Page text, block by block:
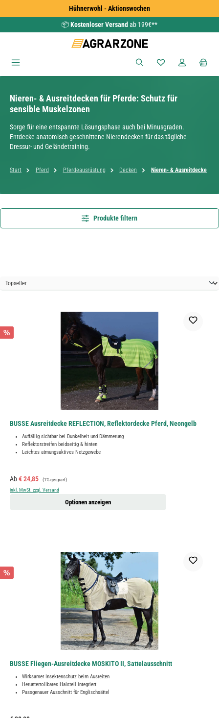
Zum Hauptinhalt springenHühnerwohl - Aktionswochen
📦Kostenloser Versand ab 199€**
Du hast 0
Nieren- & Ausreitdecken für Pferde: Schutz für
sensible Muskelzonen
Sorge für eine entspannte Lösungsphase auch bei Minusgraden.
Entdecke anatomisch geschnittene Nierendecken für das tägliche
Dressur- und Geländetraining.
Start Pferd Pferdeausrüstung Decken Nieren- & Ausreitdecke
Produkte filtern
%
BUSSE Ausreitdecke REFLECTION, Reflektordecke Pferd, Neongelb
Auffällig sichtbar bei Dunkelheit und Dämmerung
Reflektorstreifen beidseitig & hinten
Leichtes atmungsaktives Netzgewebe
Verkaufspreis:
Ab€ 24,85 Regulärer Preis:
(1% gespart)
inkl. MwSt. zzgl. Versand
Optionen anzeigen
%
BUSSE Fliegen-Ausreitdecke MOSKITO II, Sattelausschnitt
Wirksamer Insektenschutz beim Ausreiten
Herunterrollbares Halsteil integriert
Passgenauer Ausschnitt für Englischsättel